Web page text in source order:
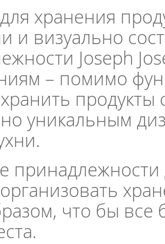
хранения
и визуально
Joseph
– помимо
продукты
уникальным
принадлежности
что бы